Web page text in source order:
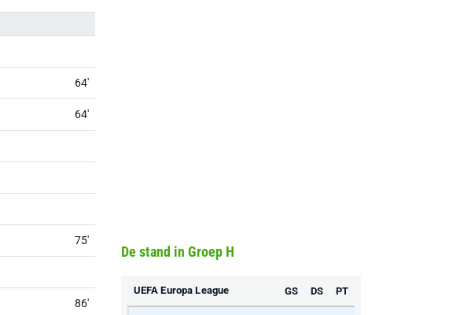
64'
64'
75'
86'
De stand in Groep H
UEFA Europa League GS DS PT